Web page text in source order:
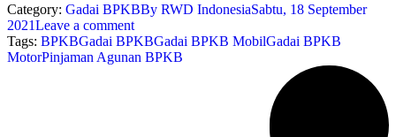
Category: Gadai BPKBBy RWD IndonesiaSabtu, 18 September
2021Leave a comment
Tags: BPKBGadai BPKBGadai BPKB MobilGadai BPKB
MotorPinjaman Agunan BPKB